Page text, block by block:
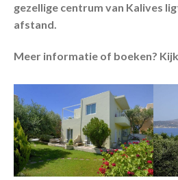
gezellige centrum van Kalives
afstand.
Meer informatie of boeken? Kijk